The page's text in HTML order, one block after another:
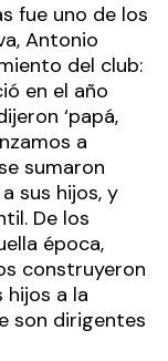
fue uno de los
Antonio
del club:
en el año
‘papá,
a
sumaron
sus hijos, y
De los
época,
construyeron
a la
son dirigentes